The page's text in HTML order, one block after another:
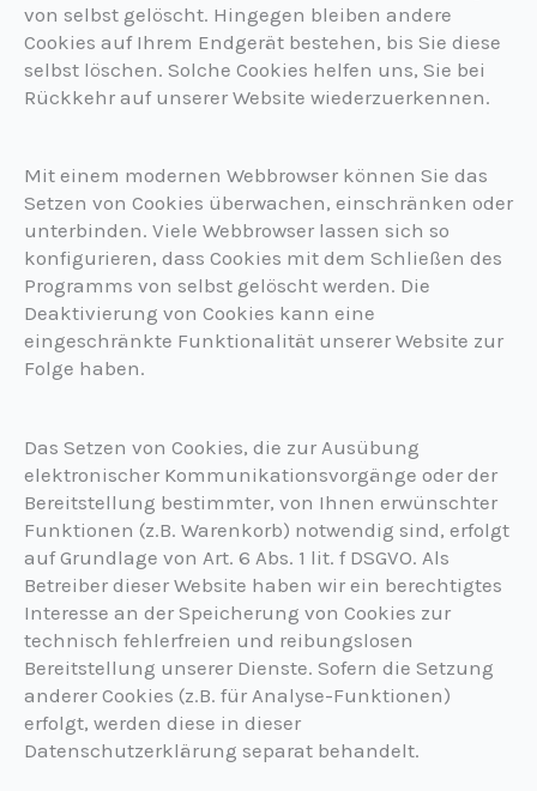
von selbst gelöscht. Hingegen bleiben andere
Cookies auf Ihrem Endgerät bestehen, bis Sie diese
selbst löschen. Solche Cookies helfen uns, Sie bei
Rückkehr auf unserer Website wiederzuerkennen.
Mit einem modernen Webbrowser können Sie das
Setzen von Cookies überwachen, einschränken oder
unterbinden. Viele Webbrowser lassen sich so
konfigurieren, dass Cookies mit dem Schließen des
Programms von selbst gelöscht werden. Die
Deaktivierung von Cookies kann eine
eingeschränkte Funktionalität unserer Website zur
Folge haben.
Das Setzen von Cookies, die zur Ausübung
elektronischer Kommunikationsvorgänge oder der
Bereitstellung bestimmter, von Ihnen erwünschter
Funktionen (z.B. Warenkorb) notwendig sind, erfolgt
auf Grundlage von Art. 6 Abs. 1 lit. f DSGVO. Als
Betreiber dieser Website haben wir ein berechtigtes
Interesse an der Speicherung von Cookies zur
technisch fehlerfreien und reibungslosen
Bereitstellung unserer Dienste. Sofern die Setzung
anderer Cookies (z.B. für Analyse-Funktionen)
erfolgt, werden diese in dieser
Datenschutzerklärung separat behandelt.